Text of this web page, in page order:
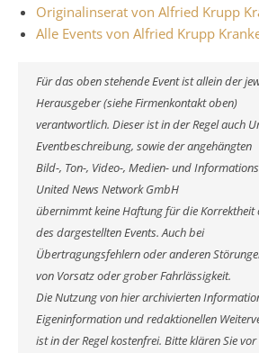
Originalinserat von Alfried Krupp
Alle Events von Alfried Krupp
Für das oben stehende Event ist allein der
Herausgeber (siehe Firmenkontakt oben)
verantwortlich. Dieser ist in der Regel auch
Eventbeschreibung, sowie der angehängten
Bild-, Ton-, Video-, Medien- und
United News Network GmbH
übernimmt keine Haftung für die
des dargestellten Events. Auch bei
Übertragungsfehlern oder anderen
von Vorsatz oder grober Fahrlässigkeit.
Die Nutzung von hier archivierten
Eigeninformation und redaktionellen
ist in der Regel kostenfrei. Bitte klären Sie vor